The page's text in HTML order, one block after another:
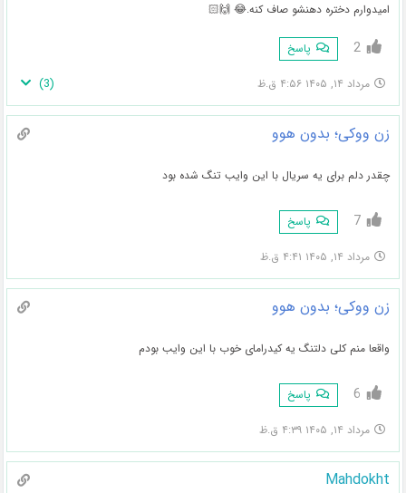
امیدوارم دختره دهنشو صاف کنه.😂 🙌🏻
2 پاسخ
مرداد ۱۴, ۱۴۰۵ ۴:۵۶ ق.ظ (
3
)
زن ووکی؛ بدون هوو
چقدر دلم برای یه سریال با این وایب تنگ شده بود
7 پاسخ
مرداد ۱۴, ۱۴۰۵ ۴:۴۱ ق.ظ
زن ووکی؛ بدون هوو
واقعا منم کلی دلتنگ یه کیدرامای خوب با این وایب بودم
6 پاسخ
مرداد ۱۴, ۱۴۰۵ ۴:۳۹ ق.ظ
Mahdokht